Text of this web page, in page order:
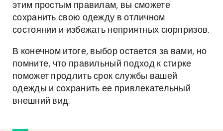
этим простым правилам, вы сможете
сохранить свою одежду в отличном
состоянии и избежать неприятных сюрпризов.
В конечном итоге, выбор остается за вами, но
помните, что правильный подход к стирке
поможет продлить срок службы вашей
одежды и сохранить ее привлекательный
внешний вид.